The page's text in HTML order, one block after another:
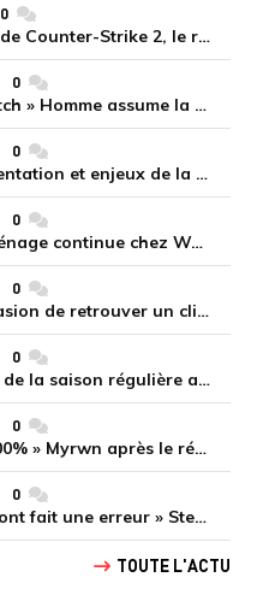
0commentaires
Gentle Mates acte son retrait de Counter-Strike 2, le roster ibérique libéré
0commentaires
« Je nous ai fait perdre ce match » Homme assume la responsabilité de la défaite de HLE face à Gen.G
0commentaires
LEC Summer Split 2026 : présentation et enjeux de la troisième semaine de compétition
0commentaires
Mercato LoL LPL : le grand ménage continue chez Weibo Gaming, Jiejie quitte le navire au profit de Xiaohao
0commentaires
« Ce succès nous donne l'occasion de retrouver un climat beaucoup plus positif » Ryu et Canyon soulagés après la victoire de Gen.G sur HLE
0commentaires
LFL Summer Split 2026 : bilan de la saison régulière avec Solary en tête
0commentaires
« J'ai décidé de m'investir à 100% » Myrwn après le réveil de Movistar KOI face à Fnatic
0commentaires
« Je veux juste prouver qu'ils ont fait une erreur » Stend se confie sur son mercato chaotique et ses ambitions avec Shifters
TOUTE L'ACTU